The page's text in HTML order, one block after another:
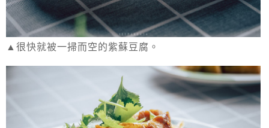
▲很快就被一掃而空的紫蘇豆腐。